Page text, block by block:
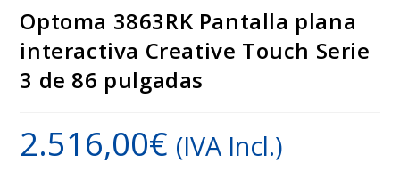
Optoma 3863RK Pantalla plana
interactiva Creative Touch Serie
3 de 86 pulgadas
2.516,00€ (IVA Incl.)